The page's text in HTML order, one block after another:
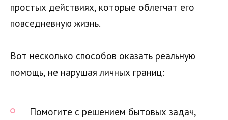
простых действиях, которые облегчат его
повседневную жизнь.
Вот несколько способов оказать реальную
помощь, не нарушая личных границ:
Помогите с решением бытовых задач,